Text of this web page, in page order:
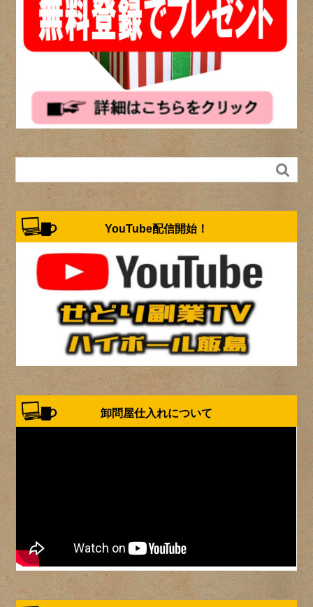

YouTube配信開始！
卸問屋仕入れについて